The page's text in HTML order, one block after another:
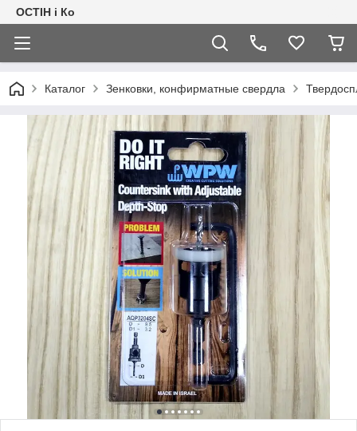
ОСТІН і Ко
Каталог Зенковки, конфирматные свердла